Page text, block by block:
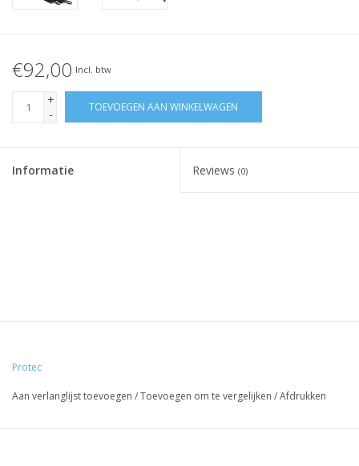
€92,00 Incl. btw
+
-
TOEVOEGEN AAN WINKELWAGEN
Informatie Reviews (0)
Protec
Aan verlanglijst toevoegen /Toevoegen om te vergelijken /Afdrukken